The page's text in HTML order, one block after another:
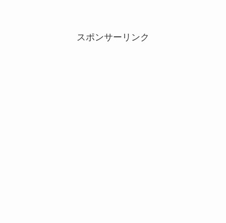
スポンサーリンク